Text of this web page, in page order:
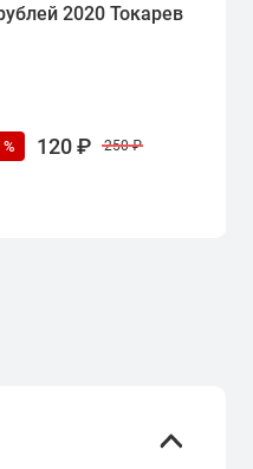
2020 Токарев
120 ₽ 250 ₽